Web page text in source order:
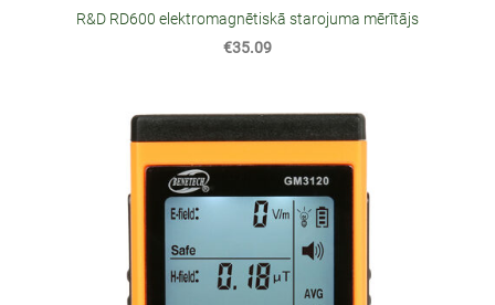
R&D RD600 elektromagnētiskā starojuma mērītājs
€35.09